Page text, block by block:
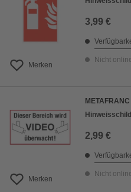
Merken
3,99 €
Nicht
Merken
METAFRANC
2,99 €
Nicht